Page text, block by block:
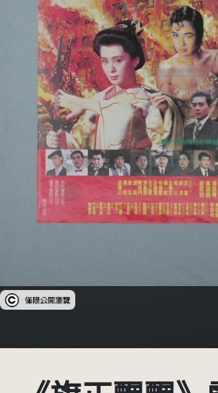
受著作權法保護-僅限於本平台有限度公開